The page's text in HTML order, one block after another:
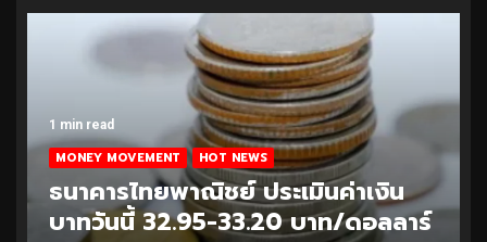
1 min read
MONEY MOVEMENT HOT NEWS
ธนาคารไทยพาณิชย์ ประเมินค่าเงิน
บาทวันนี้ 33.10-33.35 บาท/ดอลลาร์